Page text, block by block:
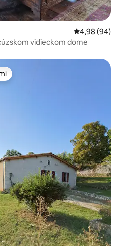
Priemerné
4,98 (94)
vidieckom dome